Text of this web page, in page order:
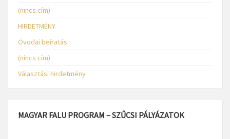
(nincs cím)
HIRDETMÉNY
Óvodai beíratás
(nincs cím)
Választási hirdetmény
MAGYAR FALU PROGRAM – SZŰCSI PÁLYÁZATOK